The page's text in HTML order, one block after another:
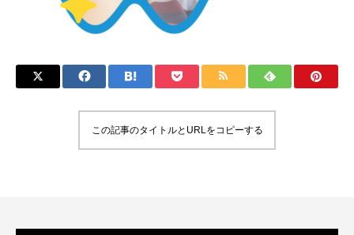
この記事のタイトルとURLをコピーする